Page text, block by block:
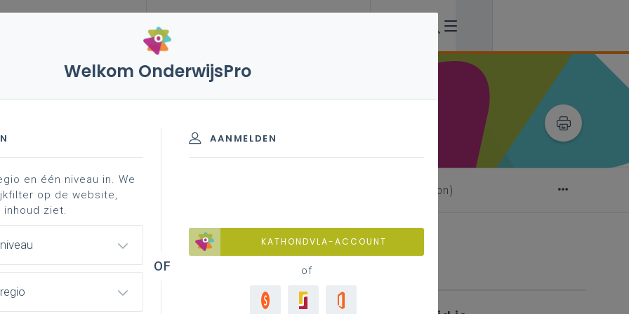
for jobshadowing how to go international? (under construction)
Welkom OnderwijsPro
AANMELDEN
KATHONDVLA-ACCOUNT
of
en één niveau in. We
op de website,
ziet.